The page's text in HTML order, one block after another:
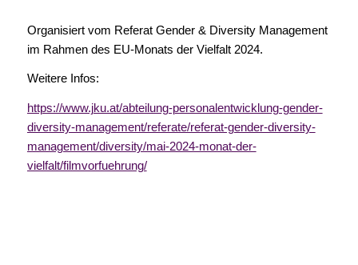
Organisiert vom Referat Gender & Diversity Management
im Rahmen des EU-Monats der Vielfalt 2024.
Weitere Infos:
https://www.jku.at/abteilung-personalentwicklung-gender-
diversity-management/referate/referat-gender-diversity-
management/diversity/mai-2024-monat-der-
vielfalt/filmvorfuehrung/